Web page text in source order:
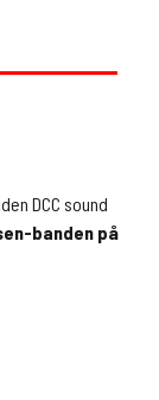
DCC sound
banden på